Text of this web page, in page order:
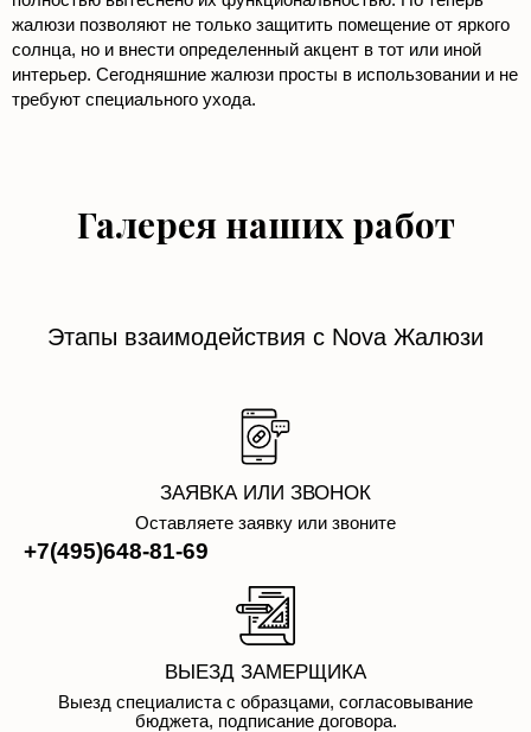
жалюзи позволяют не только защитить помещение от яркого
солнца, но и внести определенный акцент в тот или иной
интерьер. Сегодняшние жалюзи просты в использовании и не
требуют специального ухода.
Галерея наших работ
Этапы взаимодействия с Nova Жалюзи
ЗАЯВКА ИЛИ ЗВОНОК
Оставляете заявку или звоните
+7(495)648-81-69
ВЫЕЗД ЗАМЕРЩИКА
Выезд специалиста с образцами, согласовывание
бюджета, подписание договора.